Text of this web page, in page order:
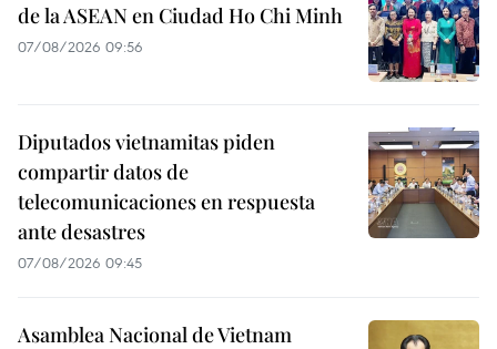
de la ASEAN en Ciudad Ho Chi Minh
07/08/2026 09:56
Diputados vietnamitas piden
compartir datos de
telecomunicaciones en respuesta
ante desastres
07/08/2026 09:45
Asamblea Nacional de Vietnam